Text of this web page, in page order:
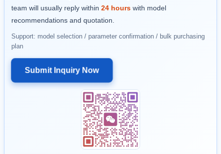
team will usually reply within 24 hours with model
recommendations and quotation.
Support: model selection / parameter confirmation / bulk purchasing
plan
Submit Inquiry Now